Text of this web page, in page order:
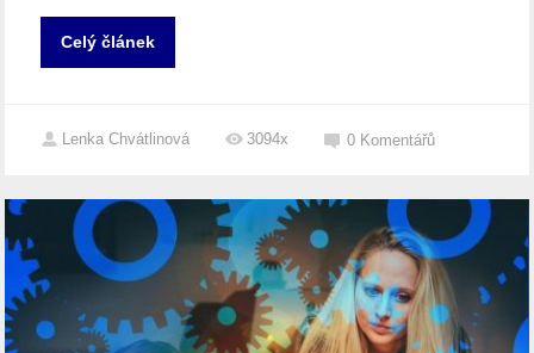
Celý článek
Lenka Chvátlinová 3094x 0 Komentářů